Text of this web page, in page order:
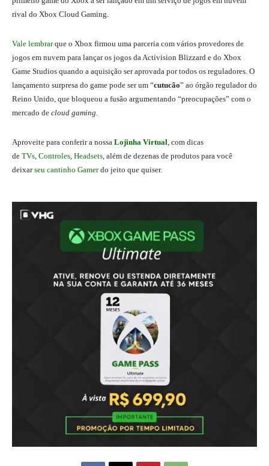
rival do Xbox Cloud Gaming.
Vale lembrarque o Xbox firmou uma parceria com vários provedores de
jogos em nuvem para lançar os jogos da Activision Blizzard e do Xbox
Game Studios quando a aquisição ser aprovada por todos os reguladores. O
lançamento surpresa do game pode ser um “cutucão” ao órgão regulador do
Reino Unido, que bloqueou a fusão argumentando “preocupações” com o
mercado de cloud gaming.
Aproveite para conferir a nossa Lojinha Virtual, com dicas
de TVs, Controles, Headsets, além de dezenas de produtos para você
deixarseu cantinho Gamerdo jeito que quiser.